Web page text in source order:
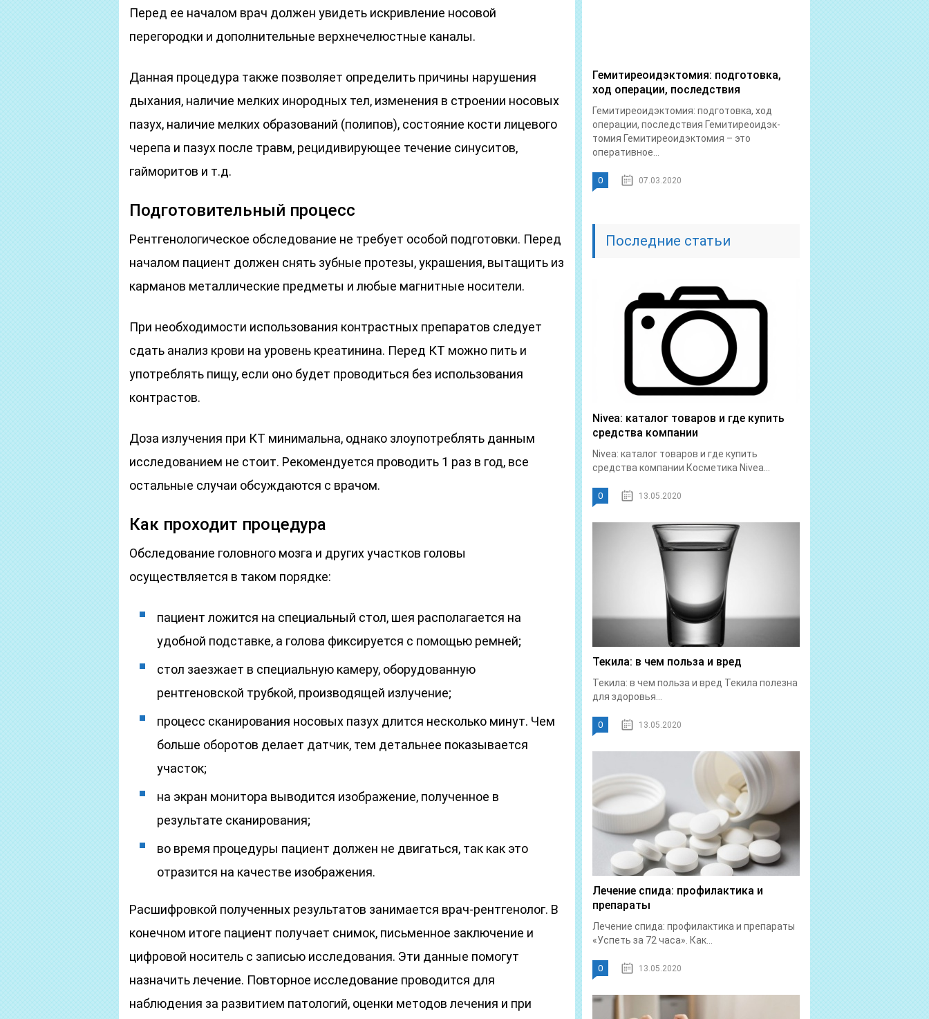
Перед ее началом врач должен увидеть искривление носовой
перегородки и дополнительные верхнечелюстные каналы.
Данная процедура также позволяет определить причины нарушения
дыхания, наличие мелких инородных тел, изменения в строении носовых
пазух, наличие мелких образований (полипов), состояние кости лицевого
черепа и пазух после травм, рецидивирующее течение синуситов,
гайморитов и т.д.
Подготовительный процесс
Рентгенологическое обследование не требует особой подготовки. Перед
началом пациент должен снять зубные протезы, украшения, вытащить из
карманов металлические предметы и любые магнитные носители.
При необходимости использования контрастных препаратов следует
сдать анализ крови на уровень креатинина. Перед КТ можно пить и
употреблять пищу, если оно будет проводиться без использования
контрастов.
Доза излучения при КТ минимальна, однако злоупотреблять данным
исследованием не стоит. Рекомендуется проводить 1 раз в год, все
остальные случаи обсуждаются с врачом.
Как проходит процедура
Обследование головного мозга и других участков головы
осуществляется в таком порядке:
пациент ложится на специальный стол, шея располагается на
удобной подставке, а голова фиксируется с помощью ремней;
стол заезжает в специальную камеру, оборудованную
рентгеновской трубкой, производящей излучение;
процесс сканирования носовых пазух длится несколько минут. Чем
больше оборотов делает датчик, тем детальнее показывается
участок;
на экран монитора выводится изображение, полученное в
результате сканирования;
во время процедуры пациент должен не двигаться, так как это
отразится на качестве изображения.
Расшифровкой полученных результатов занимается врач-рентгенолог. В
конечном итоге пациент получает снимок, письменное заключение и
цифровой носитель с записью исследования. Эти данные помогут
назначить лечение. Повторное исследование проводится для
наблюдения за развитием патологий, оценки методов лечения и при
Гемитиреоидэктомия: подготовка,
ход операции, последствия
Гемитиреоидэктомия: подготовка, ход
операции, последствия Гемитиреоидэк­
томия Гемитиреоидэктомия – это
оперативное...
0 07.03.2020
Последние статьи
Nivea: каталог товаров и где купить
средства компании
Nivea: каталог товаров и где купить
средства компании Косметика Nivea...
0 13.05.2020
Текила: в чем польза и вред
Текила: в чем польза и вред Текила полезна
для здоровья...
0 13.05.2020
Лечение спида: профилактика и
препараты
Лечение спида: профилактика и препараты
«Успеть за 72 часа». Как...
0 13.05.2020